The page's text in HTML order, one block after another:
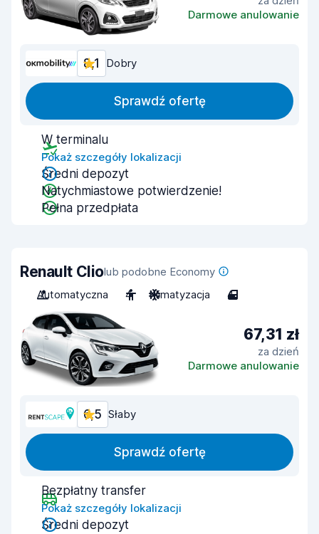
Darmowe anulowanie
8,1 Dobry
Sprawdź ofertę
W terminalu
Pokaż szczegóły lokalizacji
Średni depozyt
Natychmiastowe potwierdzenie!
Pełna przedpłata
Renault Cliolub podobne Economy
Automatyczna
4 Klimatyzacja 4
67,31 zł
za dzień
Darmowe anulowanie
6,5 Słaby
Sprawdź ofertę
Bezpłatny transfer
Pokaż szczegóły lokalizacji
Średni depozyt